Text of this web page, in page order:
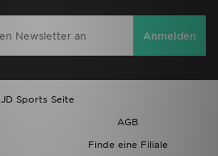
Anmelden
JD Sports Seite
AGB
Finde eine Filiale